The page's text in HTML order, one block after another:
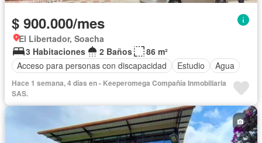
$ 900.000/mes
El Libertador, Soacha
3 Habitaciones
2 Baños
86 m²
Acceso para personas con discapacidad
Estudio Agua
Hace 1 semana, 4 días en - Keeperomega Compañía Inmobiliaria
SAS.